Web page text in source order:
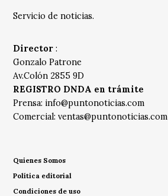
Servicio de noticias.
Director :
Gonzalo Patrone
Av.Colón 2855 9D
REGISTRO DNDA en trámite
Prensa: info@puntonoticias.com
Comercial:ventas@puntonoticias.com
Quienes Somos
Política editorial
Condiciones de uso